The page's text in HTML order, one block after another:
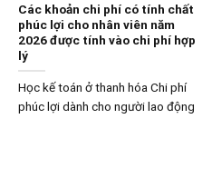
Các khoản chi phí có tính chất
phúc lợi cho nhân viên năm
2026 được tính vào chi phí hợp
lý
Học kế toán ở thanh hóa Chi phí
phúc lợi dành cho người lao động